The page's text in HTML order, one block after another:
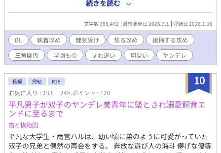
分だけに"優しい人」が好きなのだと。 ロランは、"誰にでも優し
い男"、フィリオンに恋をしてしまい、地獄のような日々に身を焼
かれていた。 そんなとある日「この恋、捨てたいな…」と溢した
ら「それ、捨てようとすんの、やめてくんね？オレ、あんたがア
イツを見る視線に興奮すっからさ」と遊び人で有名な男、ヒュー
ゴに言われる。 彼は、自分を好きな人間には興味がなく、別の誰
かに恋い焦がれている人間の目が好きな変態らしい。 そんな身勝
手な遊び人とちょくちょく話すようになってからというもの、フ
ィリオンの様子はどんどんおかしくなっていく。 恋を捨てたい男
と、恋を捨てるなと言う男と、優しさが狂い始めていく男の話。
※作者の意思ではなくキャラの意思で結末が決まります。ご要望
は受け付けられませんのでどちらとくっついても美味しいと思う
方のみお読みください。 ※中世ヨーロッパ風学園ものです。 ※他
サイトにも掲載中。
続きを読む
文字数 388,482 最終更新日 2026.3.1 登録日 2026.1.16
BL 執着攻め 健気受け 焦る攻め
後悔する攻め
三角関係
学園もの すれ違い 切ない ヤンデレ
10
長編 完結 R18
お気に入り : 233 24h.ポイント : 120
平凡男子が双子のヤンデレ美青年に墜とされ溺愛飼育エ
ンドに至るまで
猫と模範囚
平凡な大学生・雨宮ハルは、幼い頃に弟のように可愛がっていた
双子の兄弟と偶然の再会をする。 奔放な遊び人の海斗 儚げな優等